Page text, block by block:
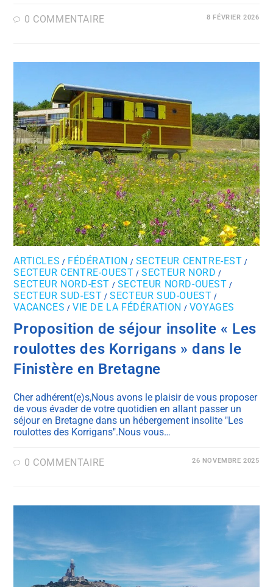
0 COMMENTAIRE 8 FÉVRIER 2026
ARTICLES / FÉDÉRATION / SECTEUR CENTRE-EST /
SECTEUR CENTRE-OUEST /SECTEUR NORD /
SECTEUR NORD-EST / SECTEUR NORD-OUEST /
SECTEUR SUD-EST /SECTEUR SUD-OUEST /
VACANCES / VIE DE LA FÉDÉRATION / VOYAGES
Proposition de séjour insolite « Les
roulottes des Korrigans » dans le
Finistère en Bretagne
Cher adhérent(e)s,Nous avons le plaisir de vous proposer
de vous évader de votre quotidien en allant passer un
séjour en Bretagne dans un hébergement insolite "Les
roulottes des Korrigans".Nous vous…
0 COMMENTAIRE 26 NOVEMBRE 2025